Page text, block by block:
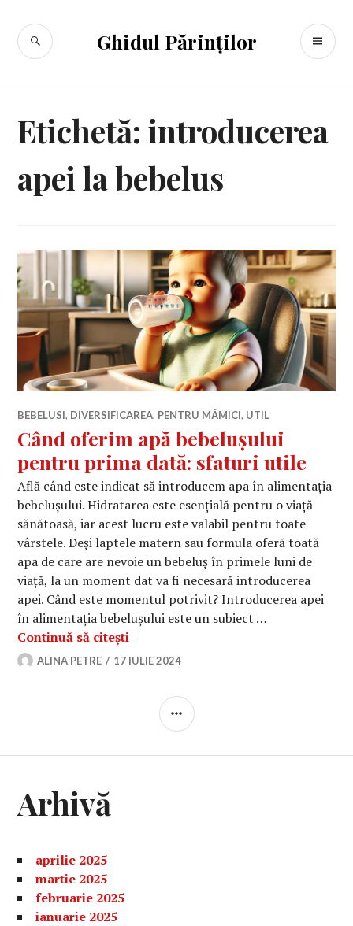
conținut
Ghidul Părinților
CĂUTARE
Etichetă:introducerea
apei la bebelus
BEBELUSI, DIVERSIFICAREA, PENTRU MĂMICI, UTIL
Când oferim apă bebelușului
pentru prima dată: sfaturi utile
Află când este indicat să introducem apa în alimentația
bebelușului. Hidratarea este esențială pentru o viață
sănătoasă, iar acest lucru este valabil pentru toate
vârstele. Deși laptele matern sau formula oferă toată
apa de care are nevoie un bebeluș în primele luni de
viață, la un moment dat va fi necesară introducerea
apei. Când este momentul potrivit? Introducerea apei
în alimentația bebelușului este un subiect …
Continuă să citești
ALINA PETRE 17 IULIE 2024
BARĂ
Arhivă
aprilie 2025
martie 2025
februarie 2025
ianuarie 2025